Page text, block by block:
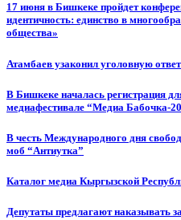
17 июня в Бишкеке пройдет
идентичность: единство в
общества»
Атамбаев узаконил уголовную
В Бишкеке началась регистрация
медиафестивале “Медиа Бабочка-
В честь Международного дня
моб “Антиутка”
Каталог медиа Кыргызской
Депутаты предлагают наказывать